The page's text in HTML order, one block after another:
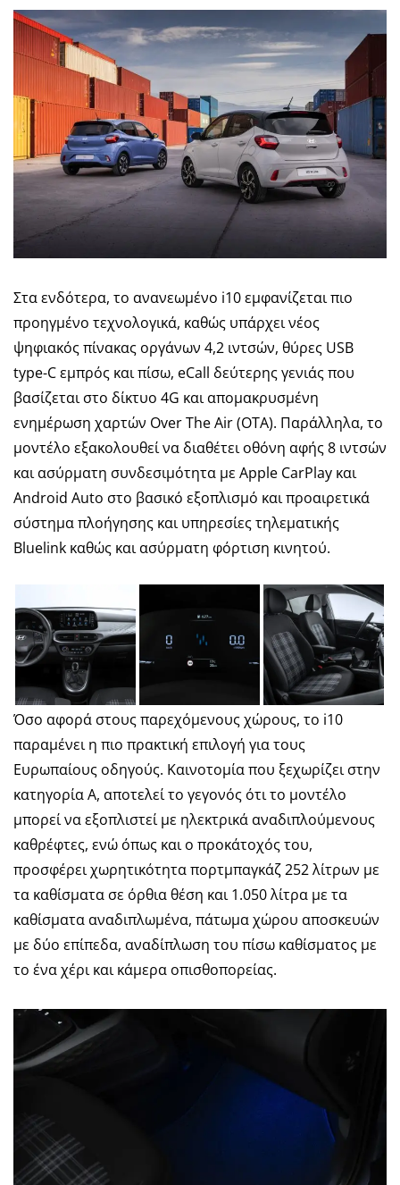
Στα ενδότερα, το ανανεωμένο i10 εμφανίζεται πιο
προηγμένο τεχνολογικά, καθώς υπάρχει νέος
ψηφιακός πίνακας οργάνων 4,2 ιντσών, θύρες USB
type-C εμπρός και πίσω, eCall δεύτερης γενιάς που
βασίζεται στο δίκτυο 4G και απομακρυσμένη
ενημέρωση χαρτών Over The Air (OTA). Παράλληλα, το
μοντέλο εξακολουθεί να διαθέτει οθόνη αφής 8 ιντσών
και ασύρματη συνδεσιμότητα με Apple CarPlay και
Android Auto στο βασικό εξοπλισμό και προαιρετικά
σύστημα πλοήγησης και υπηρεσίες τηλεματικής
Bluelink καθώς και ασύρματη φόρτιση κινητού.
Όσο αφορά στους παρεχόμενους χώρους, το i10
παραμένει η πιο πρακτική επιλογή για τους
Ευρωπαίους οδηγούς. Καινοτομία που ξεχωρίζει στην
κατηγορία Α, αποτελεί το γεγονός ότι το μοντέλο
μπορεί να εξοπλιστεί με ηλεκτρικά αναδιπλούμενους
καθρέφτες, ενώ όπως και ο προκάτοχός του,
προσφέρει χωρητικότητα πορτμπαγκάζ 252 λίτρων με
τα καθίσματα σε όρθια θέση και 1.050 λίτρα με τα
καθίσματα αναδιπλωμένα, πάτωμα χώρου αποσκευών
με δύο επίπεδα, αναδίπλωση του πίσω καθίσματος με
το ένα χέρι και κάμερα οπισθοπορείας.